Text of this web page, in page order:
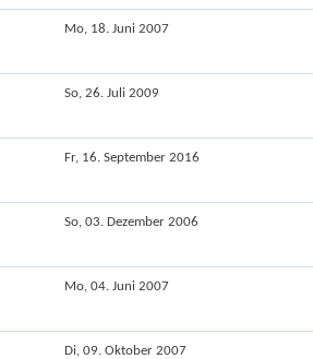
Mo, 18. Juni 2007
So, 26. Juli 2009
Fr, 16. September 2016
So, 03. Dezember 2006
Mo, 04. Juni 2007
Di, 09. Oktober 2007